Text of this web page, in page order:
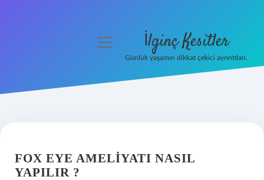
Hakkımızda
menüyü
İlginç Kesitler
Günlük yaşamın dikkat çekici ayrıntıları.
FOX EYE AMELIYATI NASIL
YAPILIR ?